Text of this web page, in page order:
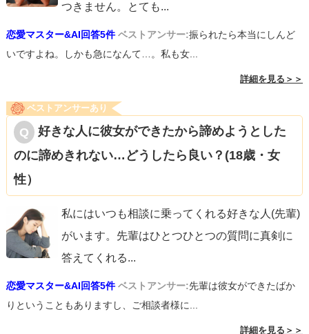
つきません。とても...
恋愛マスター&AI回答5件 ベストアンサー:振られたら本当にしんど
いですよね。しかも急になんて…。私も女...
詳細を見る＞＞
ベストアンサーあり
好きな人に彼女ができたから諦めようとした
のに諦めきれない…どうしたら良い？(18歳・女
性）
私にはいつも相談に乗ってくれる好きな人(先輩)
がいます。先輩はひとつひとつの質問に真剣に
答えてくれる...
恋愛マスター&AI回答5件 ベストアンサー:先輩は彼女ができたばか
りということもありますし、ご相談者様に...
詳細を見る＞＞